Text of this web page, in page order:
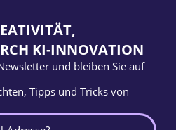
KI-INNOVATION
und bleiben Sie auf
Tipps und Tricks von